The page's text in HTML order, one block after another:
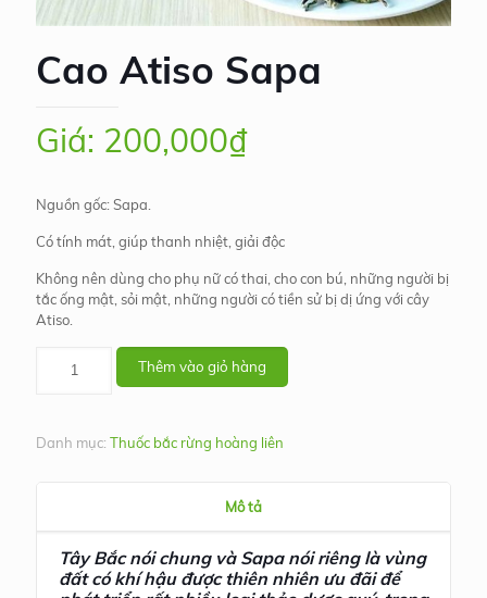
Cao Atiso Sapa
200,000₫
Nguồn gốc: Sapa.
Có tính mát, giúp thanh nhiệt, giải độc
Không nên dùng cho phụ nữ có thai, cho con bú, những người bị
tắc ống mật, sỏi mật, những người có tiền sử bị dị ứng với cây
Atiso.
lượng
Thêm vào giỏ hàng
Danh mục: Thuốc bắc rừng hoàng liên
Mô tả
Tây Bắc nói chung và Sapa nói riêng là vùng
đất có khí hậu được thiên nhiên ưu đãi để